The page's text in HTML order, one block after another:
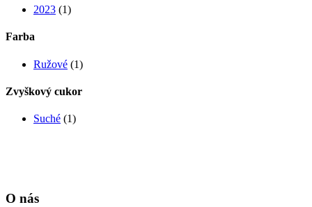
2023 (1)
Farba
Ružové (1)
Zvyškový cukor
Suché (1)
O nás